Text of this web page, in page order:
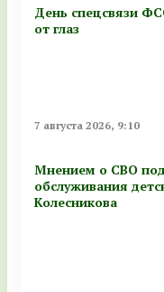
День спецсвязи
от глаз
7 августа 2026, 9:10
Мнением о СВО
обслуживания
Колесникова